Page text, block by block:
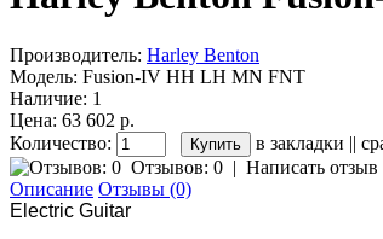
Производитель: Harley Benton
Модель: Fusion-IV HH LH MN FNT
Наличие: 1
Цена: 63 602 р.
Количество:
в закладки ||
Отзывов: 0 | Написать отзыв
Описание Отзывы (0)
Electric Guitar